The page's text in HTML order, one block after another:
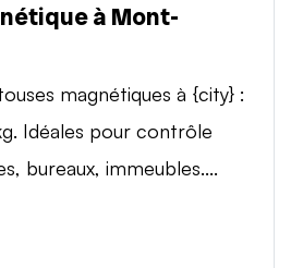
à Mont-
magnétiques à {city} :
Idéales pour contrôle
bureaux, immeubles....